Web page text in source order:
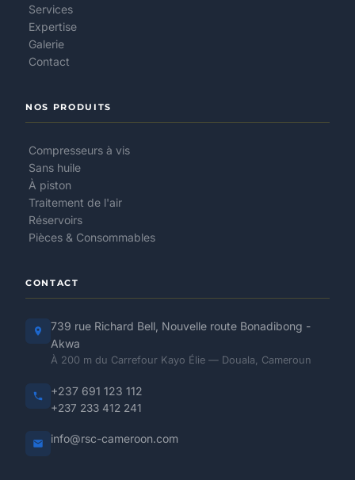
Services
Expertise
Galerie
Contact
NOS PRODUITS
Compresseurs à vis
Sans huile
À piston
Traitement de l'air
Réservoirs
Pièces & Consommables
CONTACT
739 rue Richard Bell, Nouvelle route Bonadibong -
Akwa
À 200 m du Carrefour Kayo Élie — Douala, Cameroun
+237 691 123 112
+237 233 412 241
info@rsc-cameroon.com